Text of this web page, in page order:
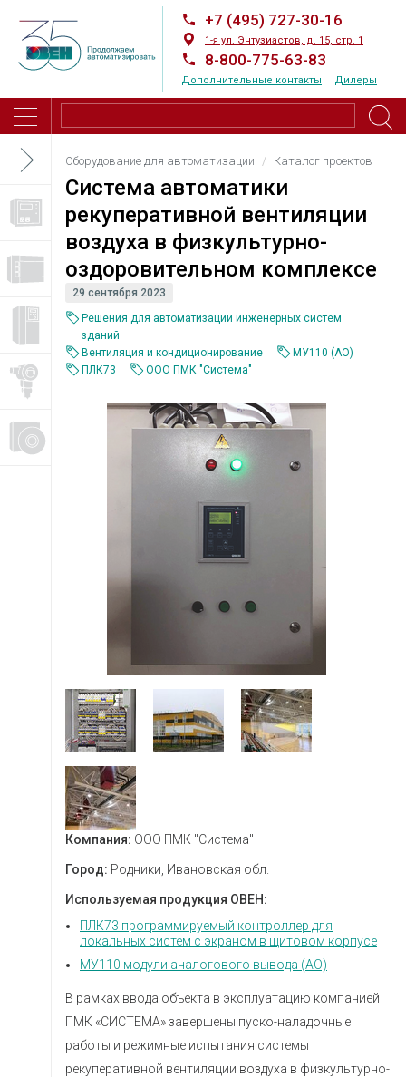
+7 (495) 727-30-16
1-я ул. Энтузиастов, д. 15, стр. 1
8-800-775-63-83
Дополнительные контакты Дилеры
Оборудование для автоматизации Каталог проектов
Система автоматики
рекуперативной вентиляции
воздуха в физкультурно-
оздоровительном комплексе
29 сентября 2023
Решения для автоматизации инженерных систем
зданий
Вентиляция и кондиционирование
МУ110 (AO)
ПЛК73
ООО ПМК "Система"
Компания: ООО ПМК "Система"
Город: Родники, Ивановская обл.
Используемая продукция ОВЕН:
ПЛК73 программируемый контроллер для
локальных систем с экраном в щитовом корпусе
МУ110 модули аналогового вывода (AO)
В рамках ввода объекта в эксплуатацию компанией
ПМК «СИСТЕМА» завершены пуско-наладочные
работы и режимные испытания системы
рекуперативной вентиляции воздуха в физкультурно-